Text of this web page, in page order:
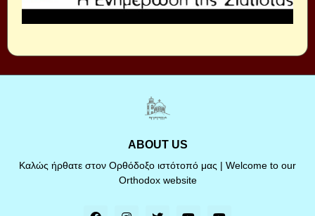
ABOUT US
Καλώς ήρθατε στον Ορθόδοξο ιστότοπό μας | Welcome to our
Orthodox website